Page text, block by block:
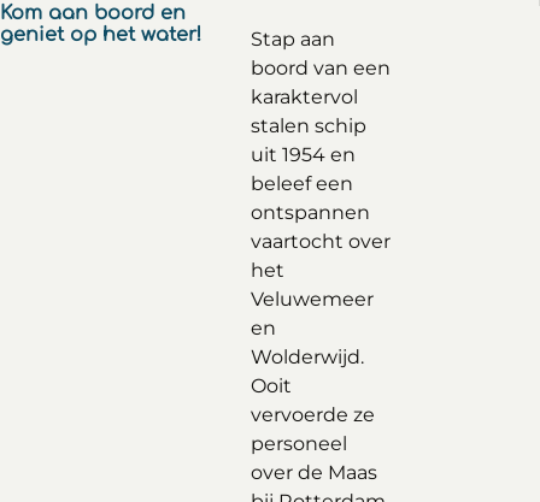
Kom aan boord en
geniet op het water!
Stap aan
boord van een
karaktervol
stalen schip
uit 1954 en
beleef een
ontspannen
vaartocht over
het
Veluwemeer
en
Wolderwijd.
Ooit
vervoerde ze
personeel
over de Maas